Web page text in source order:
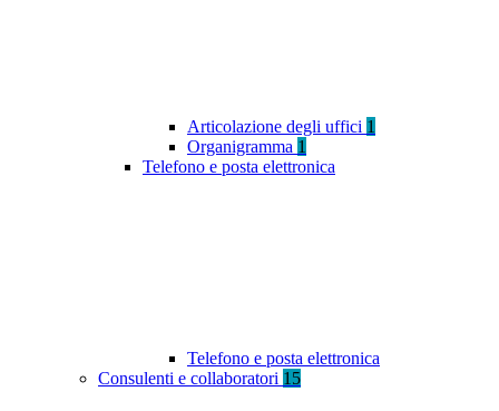
Articolazione degli uffici 1
Organigramma 1
Telefono e posta elettronica
Telefono e posta elettronica
Consulenti e collaboratori 15